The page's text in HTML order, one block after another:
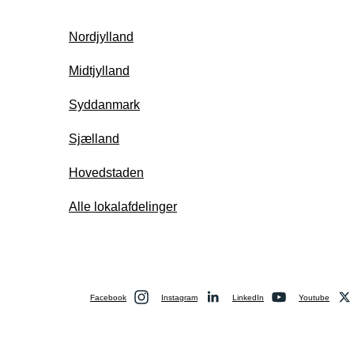
Nordjylland
Midtjylland
Syddanmark
Sjælland
Hovedstaden
Alle lokalafdelinger
Facebook Instagram LinkedIn Youtube